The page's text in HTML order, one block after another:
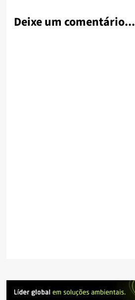
Deixe um comentário...